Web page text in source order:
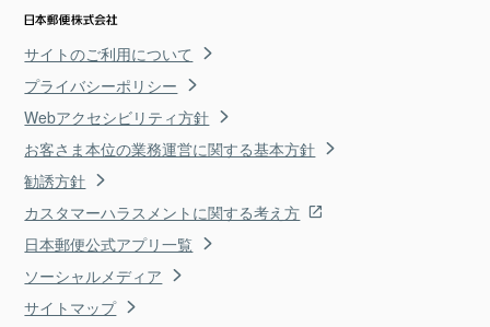
サイトのご利用について
プライバシーポリシー
Webアクセシビリティ方針
お客さま本位の業務運営に関する基本方針
勧誘方針
カスタマーハラスメントに関する考え方
日本郵便公式アプリ一覧
ソーシャルメディア
サイトマップ